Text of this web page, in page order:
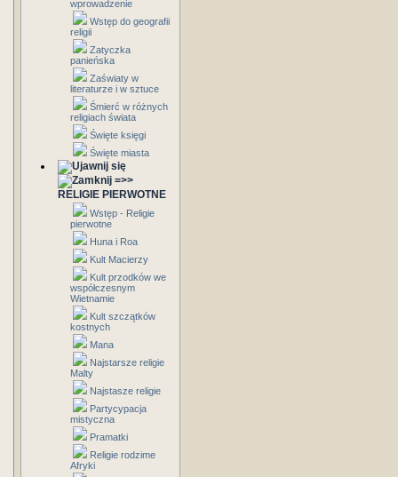
wprowadzenie
Wstęp do geografii
religii
Zatyczka
panieńska
Zaświaty w
literaturze i w sztuce
Śmierć w różnych
religiach świata
Święte księgi
Święte miasta
=>>
RELIGIE PIERWOTNE
Wstęp - Religie
pierwotne
Huna i Roa
Kult Macierzy
Kult przodków we
współczesnym
Wietnamie
Kult szczątków
kostnych
Mana
Najstarsze religie
Malty
Najstasze religie
Partycypacja
mistyczna
Pramatki
Religie rodzime
Afryki